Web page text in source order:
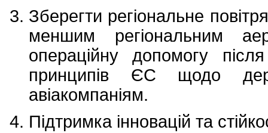
Зберегти регіональне
меншим регіональним
операційну допомогу
принципів ЄС щодо
авіакомпаніям.
Підтримка інновацій та